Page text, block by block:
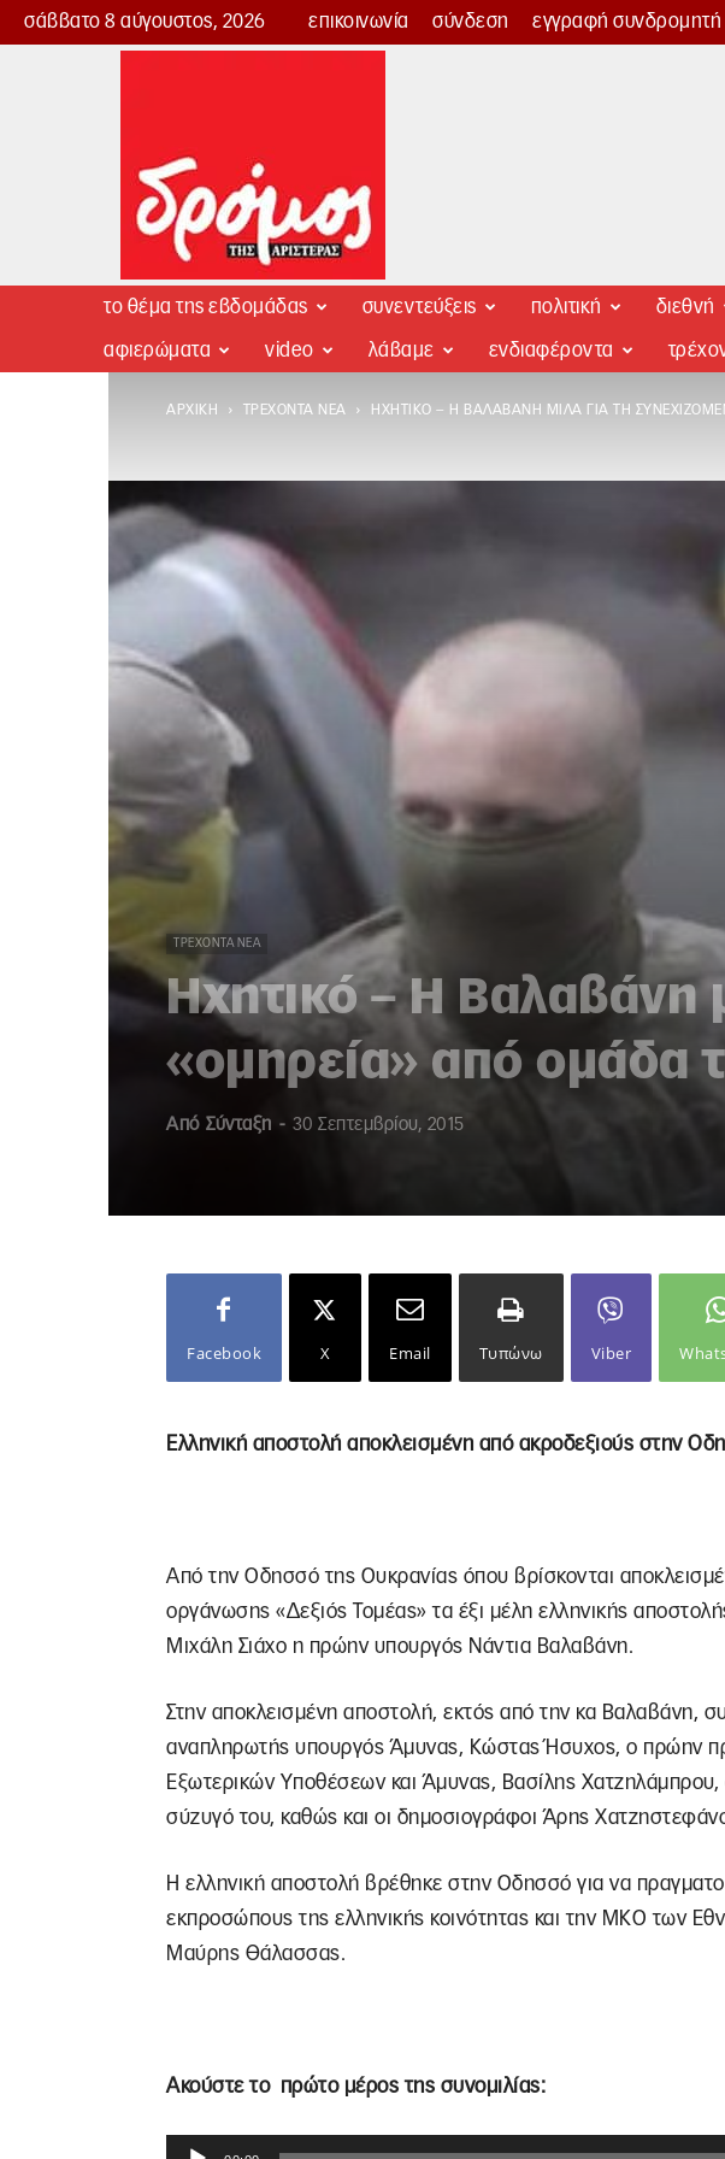
σάββατο 8 αύγουστος, 2026 επικοινωνία σύνδεση εγγραφή συνδρομητή
Δρόμος
το θέμα της εβδομάδας συνεντεύξεις πολιτική διεθνή
αφιερώματα video λάβαμε ενδιαφέροντα
ΑΡΧΙΚΉ ΤΡΈΧΟΝΤΑ ΝΈΑ ΗΧΗΤΙΚΌ – Η ΒΑΛΑΒΆΝΗ ΜΙΛΆ ΓΙΑ ΤΗ
ΤΡΈΧΟΝΤΑ ΝΈΑ
Ηχητικό – Η Βαλαβάνη
«ομηρεία» από ομάδα
Από Σύνταξη - 30 Σεπτεμβρίου, 2015
Facebook X Email Τυπώνω Viber
Ελληνική αποστολή αποκλεισμένη από ακροδεξιούς στην
Από την Οδησσό της Ουκρανίας όπου βρίσκονται
οργάνωσης «Δεξιός Τομέας» τα έξι μέλη ελληνικής
Μιχάλη Σιάχο η πρώην υπουργός Νάντια Βαλαβάνη.
Στην αποκλεισμένη αποστολή, εκτός από την κα Βαλαβάνη,
αναπληρωτής υπουργός Άμυνας, Κώστας Ήσυχος, ο πρώην
Εξωτερικών Υποθέσεων και Άμυνας, Βασίλης Χατζηλάμπρου,
σύζυγό του, καθώς και οι δημοσιογράφοι Άρης
Η ελληνική αποστολή βρέθηκε στην Οδησσό για να
εκπροσώπους της ελληνικής κοινότητας και την ΜΚΟ των
Μαύρης Θάλασσας.
Ακούστε το πρώτο μέρος της συνομιλίας:
Πρόγραμμα